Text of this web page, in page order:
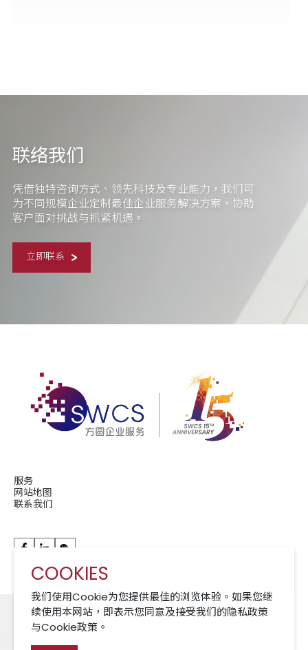
COOKIES
我们使用Cookie为您提供最佳的浏览体验。如果您继
续使用本网站，即表示您同意及接受我们的隐私政策
与Cookie政策。
联络我们
凭借独特咨询方式、领先科技及专业能力，我们可
为不同规模企业定制最佳企业服务解决方案，协助
客户面对挑战与抓紧机遇。
立即联系
服务
网站地图
联系我们
华润现代服务成员公司 A Member of CRCS
Cookies 政策
免责声明